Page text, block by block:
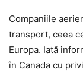
Companiile
transport, ceea
Europa. Iată
în Canada cu